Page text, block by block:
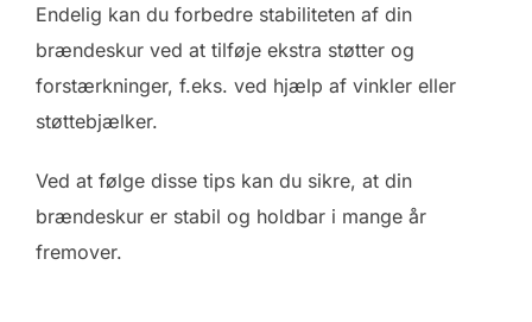
Endelig kan du forbedre stabiliteten af din
brændeskur ved at tilføje ekstra støtter og
forstærkninger, f.eks. ved hjælp af vinkler eller
støttebjælker.
Ved at følge disse tips kan du sikre, at din
brændeskur er stabil og holdbar i mange år
fremover.